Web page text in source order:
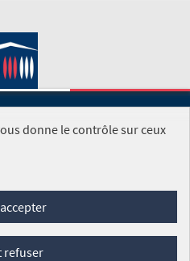
NATIONALE
questions
(CGU)
Cookies
donne le contrôle sur ceux
refuser